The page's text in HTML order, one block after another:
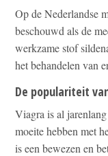
Op de Nederlandse
beschouwd als de
werkzame stof
het behandelen van
De populariteit
Viagra is al
moeite hebben met
is een bewezen en